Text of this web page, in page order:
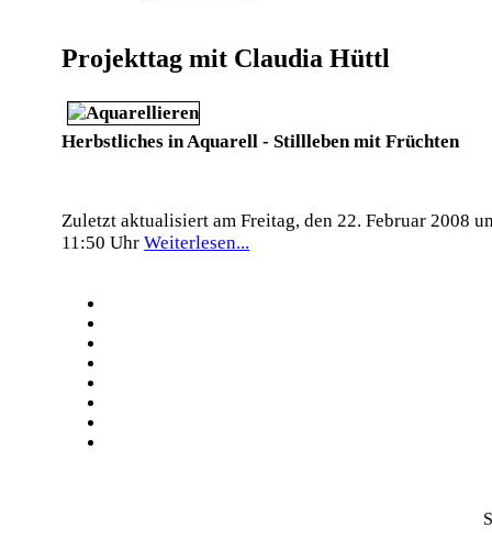
Projekttag mit Claudia Hüttl
Herbstliches in Aquarell - Stillleben mit Früchten
Zuletzt aktualisiert am Freitag, den 22. Februar 2008
11:50 UhrWeiterlesen...